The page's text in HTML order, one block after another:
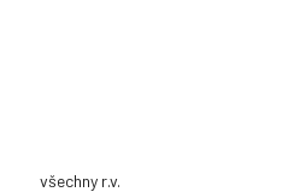
všechny r.v.